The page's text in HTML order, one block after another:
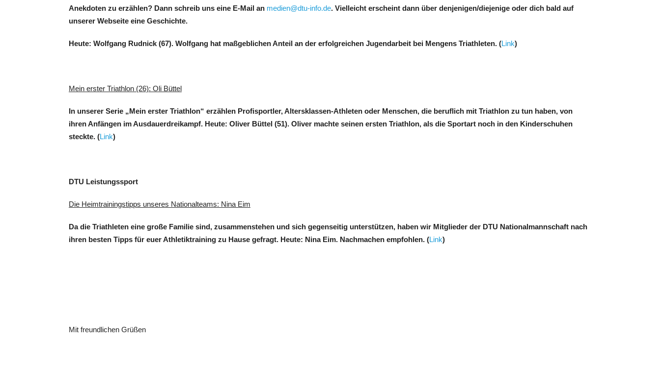
Anekdoten zu erzählen? Dann schreib uns eine E-Mail an medien@dtu-info.de. Vielleicht erscheint dann über denjenigen/diejenige oder dich bald auf
unserer Webseite eine Geschichte.
Heute: Wolfgang Rudnick (67). Wolfgang hat maßgeblichen Anteil an der erfolgreichen Jugendarbeit bei Mengens Triathleten. (Link)
Mein erster Triathlon (26): Oli Büttel
In unserer Serie „Mein erster Triathlon“ erzählen Profisportler, Altersklassen-Athleten oder Menschen, die beruflich mit Triathlon zu tun haben, von
ihren Anfängen im Ausdauerdreikampf. Heute: Oliver Büttel (51). Oliver machte seinen ersten Triathlon, als die Sportart noch in den Kinderschuhen
steckte. (Link)
DTU Leistungssport
Die Heimtrainingstipps unseres Nationalteams: Nina Eim
Da die Triathleten eine große Familie sind, zusammenstehen und sich gegenseitig unterstützen, haben wir Mitglieder der DTU Nationalmannschaft nach
ihren besten Tipps für euer Athletiktraining zu Hause gefragt. Heute: Nina Eim. Nachmachen empfohlen. (Link)
Mit freundlichen Grüßen